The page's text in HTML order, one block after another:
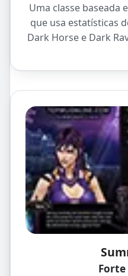
Uma classe baseada
que usa estatísticas
Dark Horse e Dark